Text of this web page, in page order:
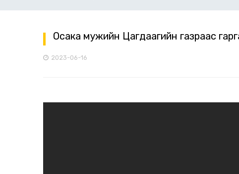
Осака мужийн Цагдаагийн газраас
2023-06-16